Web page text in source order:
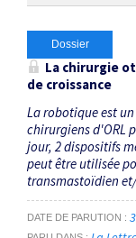
Dossier
La chirurgie
de croissance
La robotique est
chirurgiens d'ORL
jour, 2 dispositifs
peut être utilisée
transmastoïdien
DATE DE PARUTION